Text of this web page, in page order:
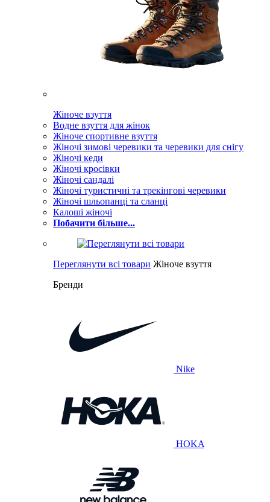
Жіноче взуття
Водне взуття для жінок
Жіноче спортивне взуття
Жіночі зимові черевики та черевики для снігу
Жіночі кеди
Жіночі кросівки
Жіночі сандалі
Жіночі туристичні та трекінгові черевики
Жіночі шльопанці та сланці
Калоші жіночі
Побачити більше...
Переглянути всі товари Жіноче взуття
Бренди
Nike
HOKA